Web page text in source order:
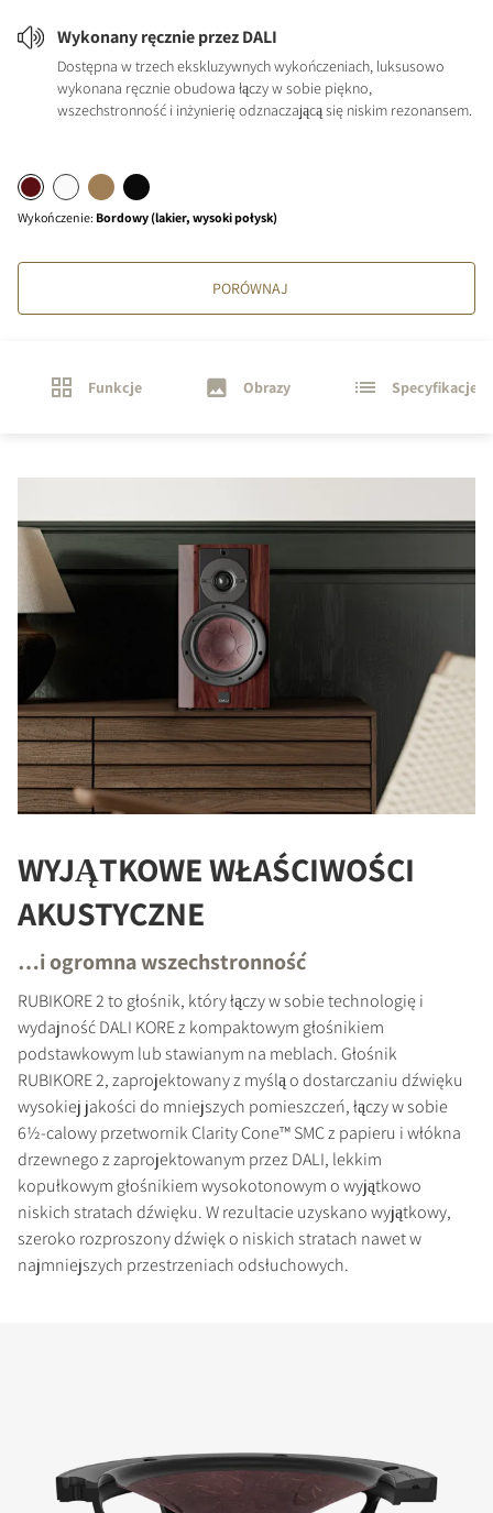
Wykonany ręcznie przez DALI
Dostępna w trzech ekskluzywnych wykończeniach, luksusowo
wykonana ręcznie obudowa łączy w sobie piękno,
wszechstronność i inżynierię odznaczającą się niskim rezonansem.
Wykończenie: Bordowy (lakier, wysoki połysk)
PORÓWNAJ
Funkcje Obrazy Specyfikacje
WYJĄTKOWE WŁAŚCIWOŚCI
AKUSTYCZNE
…i ogromna wszechstronność
RUBIKORE 2 to głośnik, który łączy w sobie technologię i
wydajność DALI KORE z kompaktowym głośnikiem
podstawkowym lub stawianym na meblach. Głośnik
RUBIKORE 2, zaprojektowany z myślą o dostarczaniu dźwięku
wysokiej jakości do mniejszych pomieszczeń, łączy w sobie
6½-calowy przetwornik Clarity Cone™ SMC z papieru i włókna
drzewnego z zaprojektowanym przez DALI, lekkim
kopułkowym głośnikiem wysokotonowym o wyjątkowo
niskich stratach dźwięku. W rezultacie uzyskano wyjątkowy,
szeroko rozproszony dźwięk o niskich stratach nawet w
najmniejszych przestrzeniach odsłuchowych.